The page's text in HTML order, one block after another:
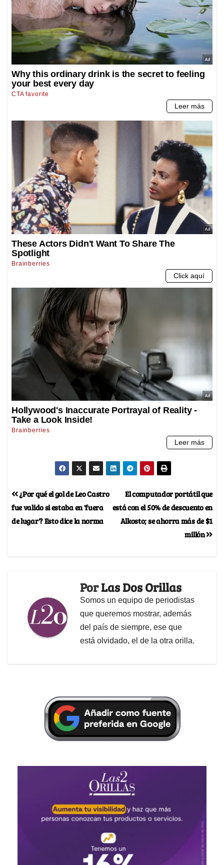
El computador portátil que
está con el 50% de descuento en
Alkosto; se ahorra más de $1
millón
¿Por qué el gol de Leo Castro
fue valido si estaba en 'fuera
de lugar'? Esto dice la norma
PorLas Dos Orillas
Somos un equipo de periodistas
que queremos mostrar, además
del país de siempre, ese que
está olvidado, el de la otra orilla.